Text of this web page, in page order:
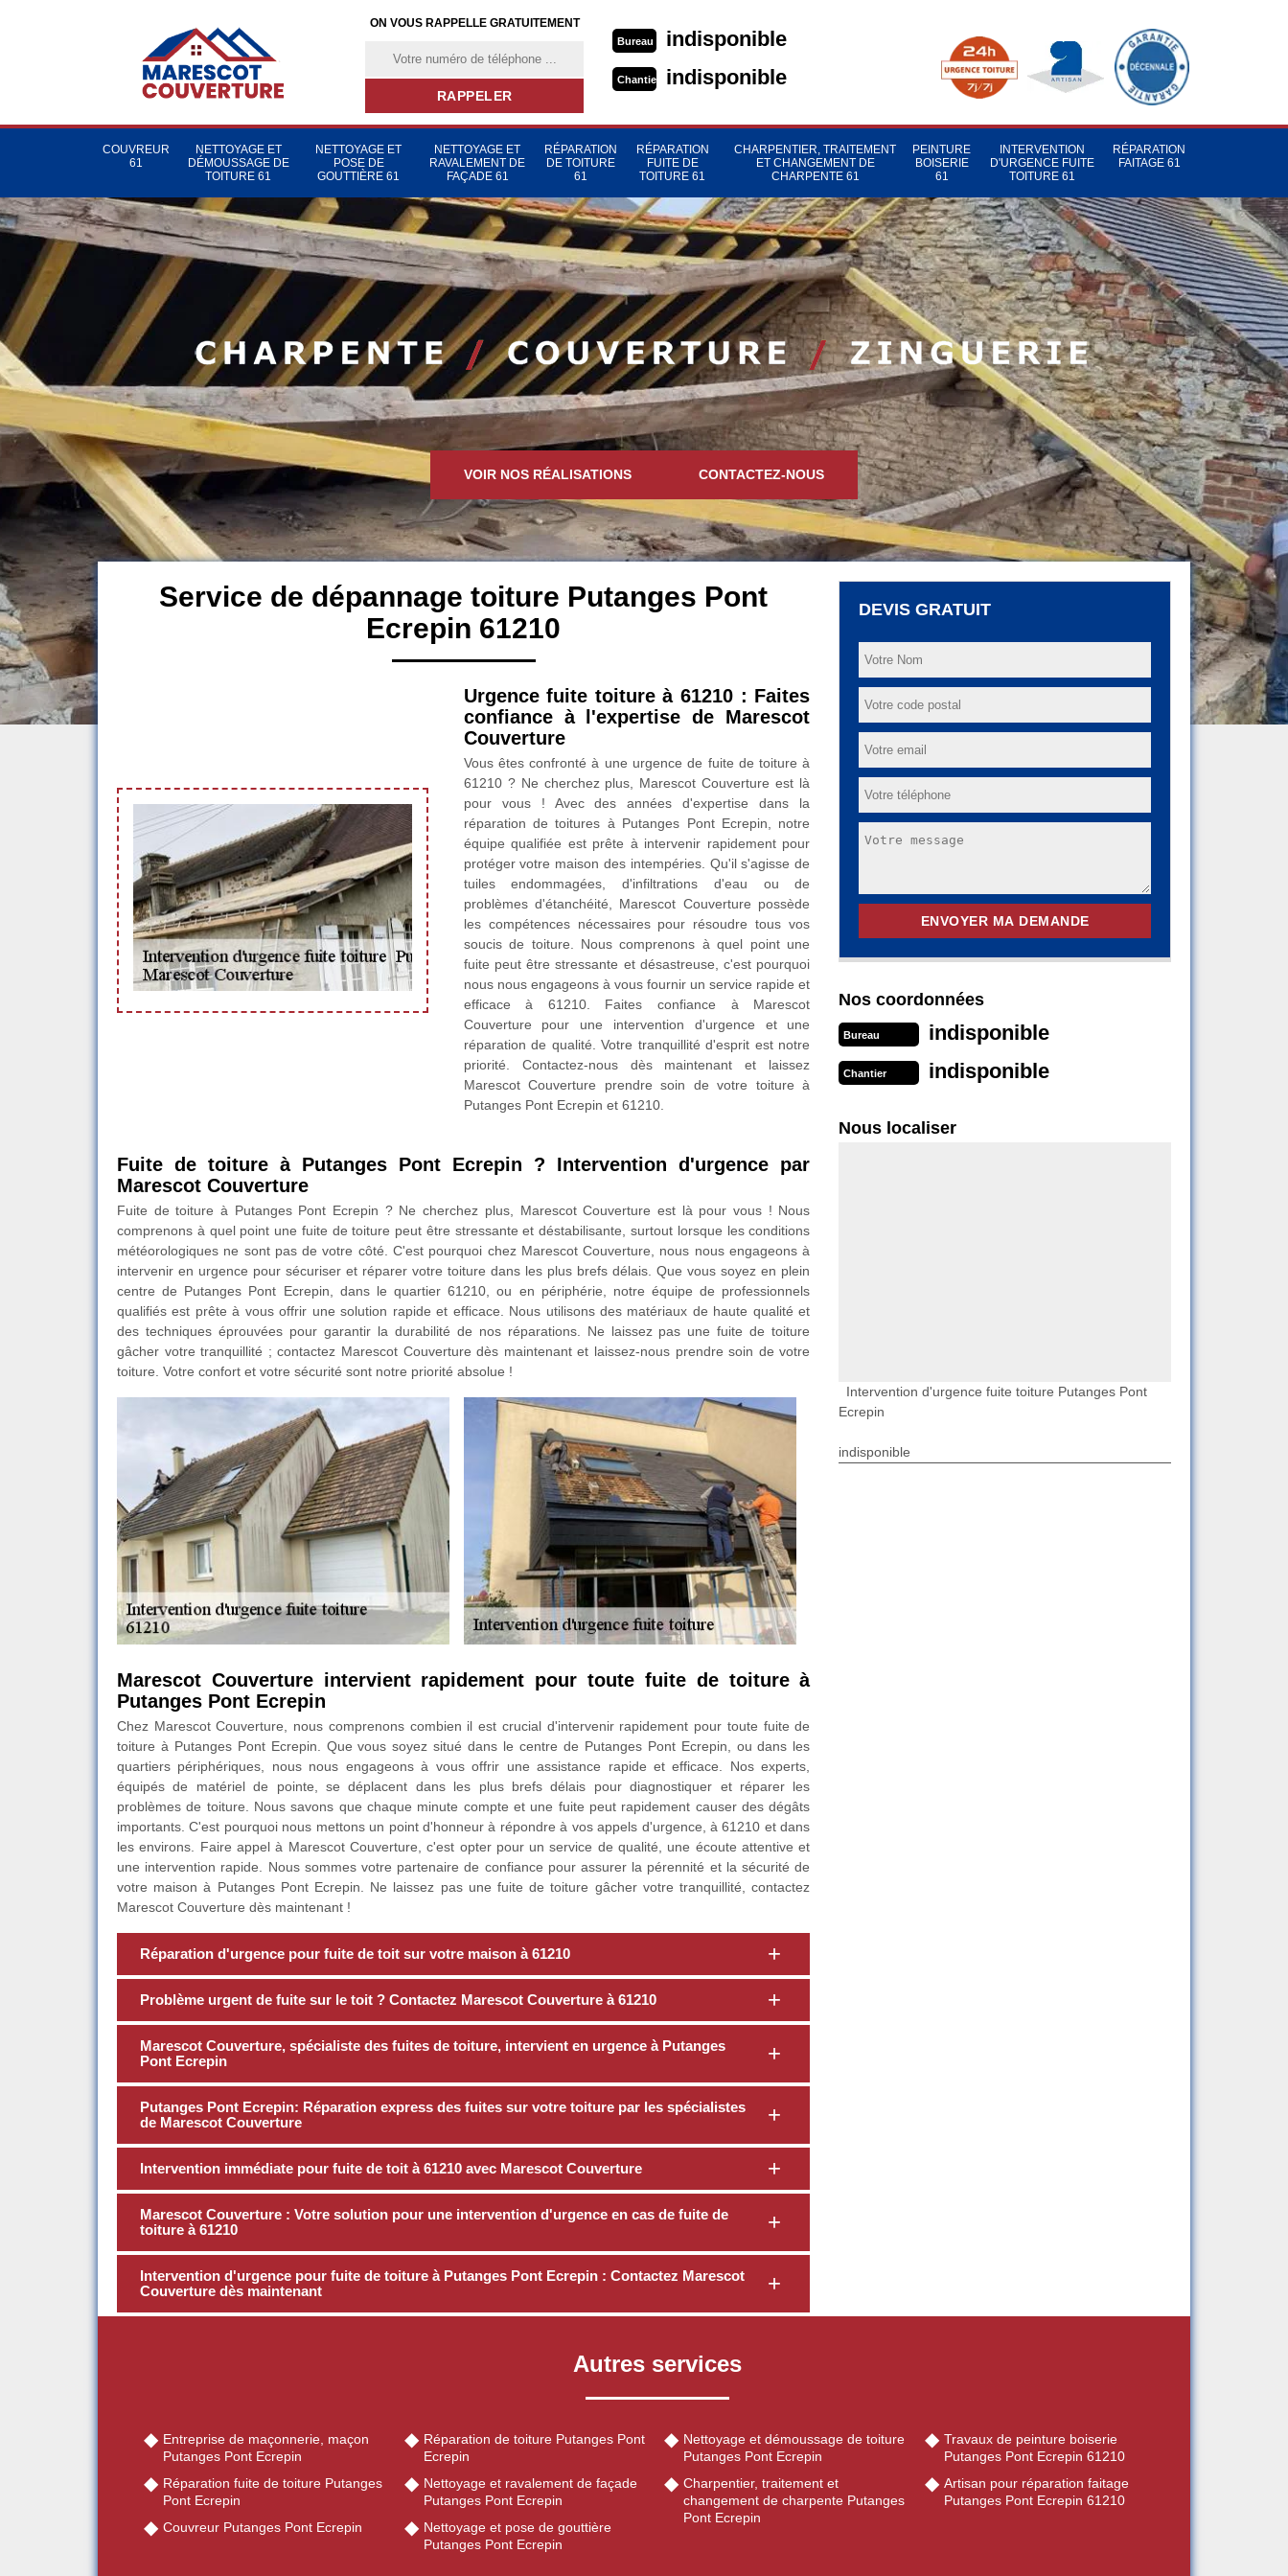
ON VOUS RAPPELLE GRATUITEMENT
Bureau indisponible
Chantier indisponible
COUVREUR
61
NETTOYAGE ET
DÉMOUSSAGE DE
TOITURE 61
NETTOYAGE ET
POSE DE
GOUTTIÈRE 61
NETTOYAGE ET
RAVALEMENT DE
FAÇADE 61
RÉPARATION
DE TOITURE
61
RÉPARATION
FUITE DE
TOITURE 61
CHARPENTIER, TRAITEMENT
ET CHANGEMENT DE
CHARPENTE 61
PEINTURE
BOISERIE
61
INTERVENTION
D'URGENCE FUITE
TOITURE 61
RÉPARATION
FAITAGE 61
VOIR NOS RÉALISATIONS CONTACTEZ-NOUS
Service de dépannage toiture Putanges Pont
Ecrepin 61210
Urgence fuite toiture à 61210 : Faites
confiance à l'expertise de Marescot
Couverture
Vous êtes confronté à une urgence de fuite de toiture à
61210 ? Ne cherchez plus, Marescot Couverture est là
pour vous ! Avec des années d'expertise dans la
réparation de toitures à Putanges Pont Ecrepin, notre
équipe qualifiée est prête à intervenir rapidement pour
protéger votre maison des intempéries. Qu'il s'agisse de
tuiles endommagées, d'infiltrations d'eau ou de
problèmes d'étanchéité, Marescot Couverture possède
les compétences nécessaires pour résoudre tous vos
soucis de toiture. Nous comprenons à quel point une
fuite peut être stressante et désastreuse, c'est pourquoi
nous nous engageons à vous fournir un service rapide et
efficace à 61210. Faites confiance à Marescot
Couverture pour une intervention d'urgence et une
réparation de qualité. Votre tranquillité d'esprit est notre
priorité. Contactez-nous dès maintenant et laissez
Marescot Couverture prendre soin de votre toiture à
Putanges Pont Ecrepin et 61210.
Fuite de toiture à Putanges Pont Ecrepin ? Intervention d'urgence par
Marescot Couverture
Fuite de toiture à Putanges Pont Ecrepin ? Ne cherchez plus, Marescot Couverture est là pour vous ! Nous
comprenons à quel point une fuite de toiture peut être stressante et déstabilisante, surtout lorsque les conditions
météorologiques ne sont pas de votre côté. C'est pourquoi chez Marescot Couverture, nous nous engageons à
intervenir en urgence pour sécuriser et réparer votre toiture dans les plus brefs délais. Que vous soyez en plein
centre de Putanges Pont Ecrepin, dans le quartier 61210, ou en périphérie, notre équipe de professionnels
qualifiés est prête à vous offrir une solution rapide et efficace. Nous utilisons des matériaux de haute qualité et
des techniques éprouvées pour garantir la durabilité de nos réparations. Ne laissez pas une fuite de toiture
gâcher votre tranquillité ; contactez Marescot Couverture dès maintenant et laissez-nous prendre soin de votre
toiture. Votre confort et votre sécurité sont notre priorité absolue !
Marescot Couverture intervient rapidement pour toute fuite de toiture à
Putanges Pont Ecrepin
Chez Marescot Couverture, nous comprenons combien il est crucial d'intervenir rapidement pour toute fuite de
toiture à Putanges Pont Ecrepin. Que vous soyez situé dans le centre de Putanges Pont Ecrepin, ou dans les
quartiers périphériques, nous nous engageons à vous offrir une assistance rapide et efficace. Nos experts,
équipés de matériel de pointe, se déplacent dans les plus brefs délais pour diagnostiquer et réparer les
problèmes de toiture. Nous savons que chaque minute compte et une fuite peut rapidement causer des dégâts
importants. C'est pourquoi nous mettons un point d'honneur à répondre à vos appels d'urgence, à 61210 et dans
les environs. Faire appel à Marescot Couverture, c'est opter pour un service de qualité, une écoute attentive et
une intervention rapide. Nous sommes votre partenaire de confiance pour assurer la pérennité et la sécurité de
votre maison à Putanges Pont Ecrepin. Ne laissez pas une fuite de toiture gâcher votre tranquillité, contactez
Marescot Couverture dès maintenant !
Réparation d'urgence pour fuite de toit sur votre maison à 61210
Problème urgent de fuite sur le toit ? Contactez Marescot Couverture à 61210
Marescot Couverture, spécialiste des fuites de toiture, intervient en urgence à Putanges
Pont Ecrepin
Putanges Pont Ecrepin: Réparation express des fuites sur votre toiture par les spécialistes
de Marescot Couverture
Intervention immédiate pour fuite de toit à 61210 avec Marescot Couverture
Marescot Couverture : Votre solution pour une intervention d'urgence en cas de fuite de
toiture à 61210
Intervention d'urgence pour fuite de toiture à Putanges Pont Ecrepin : Contactez Marescot
Couverture dès maintenant
DEVIS GRATUIT
Nos coordonnées
Bureau indisponible
Chantier indisponible
Nous localiser
Intervention d'urgence fuite toiture Putanges Pont
Ecrepin
indisponible
Autres services
Entreprise de maçonnerie, maçon
Putanges Pont Ecrepin
Réparation fuite de toiture Putanges
Pont Ecrepin
Couvreur Putanges Pont Ecrepin
Réparation de toiture Putanges Pont
Ecrepin
Nettoyage et ravalement de façade
Putanges Pont Ecrepin
Nettoyage et pose de gouttière
Putanges Pont Ecrepin
Nettoyage et démoussage de toiture
Putanges Pont Ecrepin
Charpentier, traitement et
changement de charpente Putanges
Pont Ecrepin
Travaux de peinture boiserie
Putanges Pont Ecrepin 61210
Artisan pour réparation faitage
Putanges Pont Ecrepin 61210